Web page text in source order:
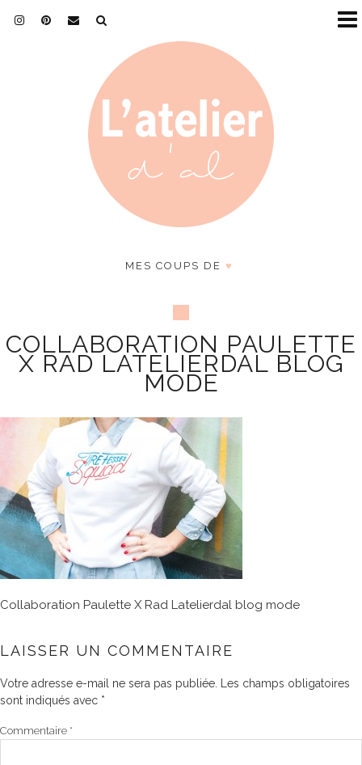
MES COUPS DE ♥
COLLABORATION PAULETTE
X RAD LATELIERDAL BLOG
MODE
Collaboration Paulette X Rad Latelierdal blog mode
LAISSER UN COMMENTAIRE
Votre adresse e-mail ne sera pas publiée.
Les champs obligatoires
sont indiqués avec *
Commentaire *